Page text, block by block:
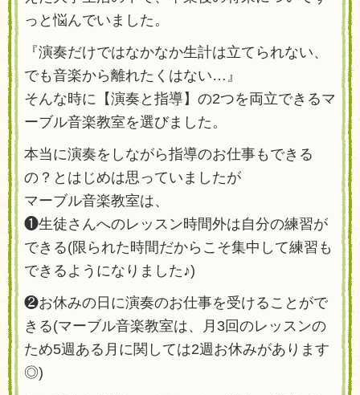
っと悩んでいました。
『演奏だけではなかなか生計は立てられない、
でも音楽から離れたくはない…』
そんな時に【演奏と指導】の2つを両立できるマ
ーブル音楽教室を選びました。
本当に演奏をしながら指導のお仕事もできる
の？とはじめは思っていましたが
マーブル音楽教室は、
❶生徒さんへのレッスン時間外は自分の練習が
できる(限られた時間だからこそ集中して練習も
できるようになりました♪)
❷お休みの日に演奏のお仕事を受けることがで
きる(マーブル音楽教室は、月3回のレッスンの
ため5週ある月に関しては2週お休みがあります
◎)